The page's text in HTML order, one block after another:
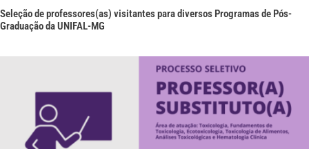
Seleção de professores(as) visitantes para diversos Programas de Pós-
Graduação da UNIFAL-MG